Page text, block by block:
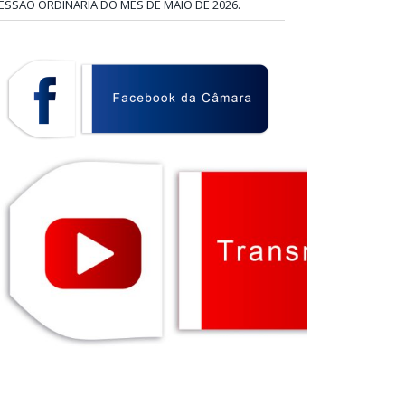
ORDINÁRIA DO MÊS DE MAIO DE 2026.